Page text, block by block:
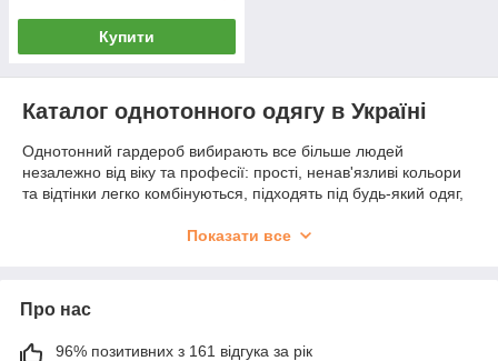
Купити
Каталог однотонного одягу в Україні
Однотонний гардероб вибирають все більше людей
незалежно від віку та професії: прості, ненав'язливі кольори
та відтінки легко комбінуються, підходять під будь-який одяг,
максимальною зручністю.
представлено великий асортимент якісних однотонних речей
Показати все
Про нас
96% позитивних з 161 відгука за рік